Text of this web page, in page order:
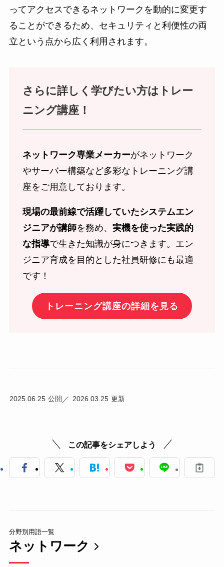
ってアクセスできるネットワークを動的に変更す
ることができるため、セキュリティと利便性の両
立という点から広く利用されます。
さらに詳しく学びたい方は トレー
ニング講座！
ネットワーク専業メーカーがネットワーク
やサーバー構築など多彩なトレーニング講
座をご用意しております。
現場の最前線で活躍していたシステムエン
ジニアが講師を務め、 実機を使った実践的
な指導で生きた知識が身につきます。エン
ジニア育成を目的とした社員研修にも最適
です！
トレーニング講座の詳細を見る
2025.06.25 2026.03.25
この記事をシェアしよう
分野別用語一覧
ネットワーク